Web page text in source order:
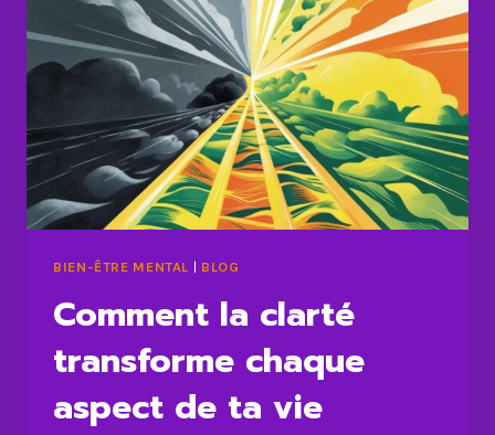
BIEN-ÊTRE MENTAL | BLOG
Comment la clarté
transforme chaque
aspect de ta vie